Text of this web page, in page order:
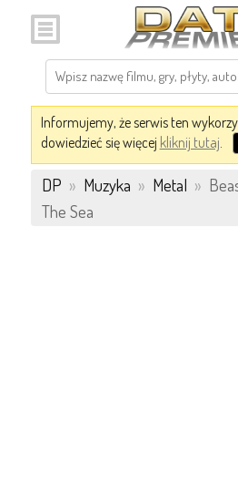
Informujemy, że serwis ten
dowiedzieć się więcej kliknij tutaj.
DP » Muzyka » Metal »
The Sea